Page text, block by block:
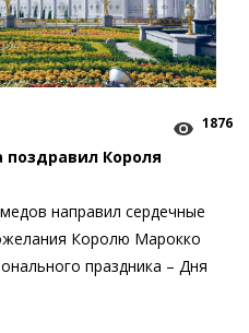
1876
Короля
направил сердечные
Королю Марокко
праздника – Дня